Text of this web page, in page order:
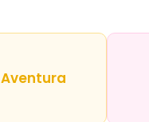
Aventura